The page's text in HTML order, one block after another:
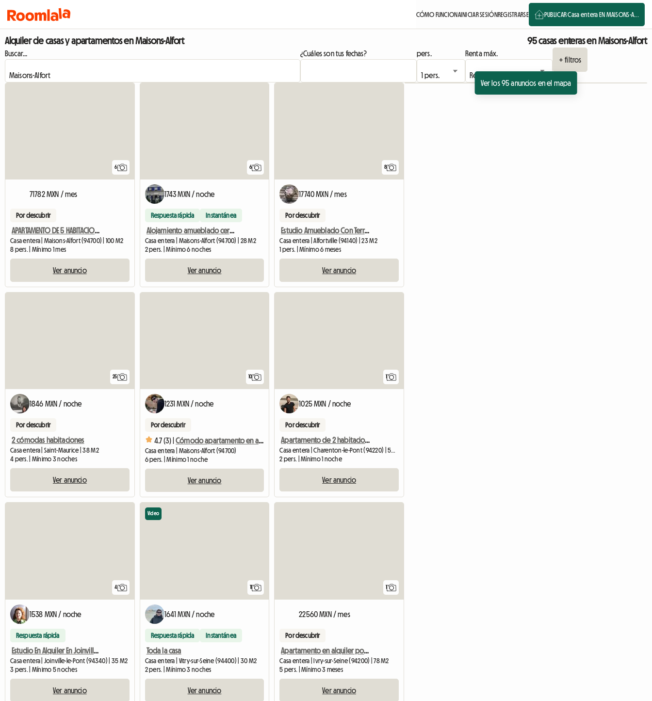
CÓMO FUNCIONAINICIAR SESIÓNREGISTRARSE PUBLICAR Casa entera EN MAISONS-A...
Alquiler de casas y apartamentos en Maisons-Alfort 95 casas enteras en Maisons-Alfort
Buscar... ¿Cuáles son tus fechas? pers.
Renta máx.
+ filtros
Ver los 95 anuncios en el mapa
6
71782 MXN / mes
Por descubrir
APARTAMENTO DE 5 HABITACIONES
Casa entera | Maisons-Alfort (94700) | 100 M2
8 pers. | Mínimo 1 mes
Ver anuncio
6
1743 MXN / noche
Respuesta rápida Instantánea
Alojamiento amueblado cerca de transporte
Casa entera | Maisons-Alfort (94700) | 28 M2
2 pers. | Mínimo 6 noches
Ver anuncio
8
17740 MXN / mes
Por descubrir
Estudio Amueblado Con Terraza A 8 Minutos A Pie Del Metro8 Y El Eco
Casa entera | Alfortville (94140) | 23 M2
1 pers. | Mínimo 6 meses
Ver anuncio
25
1846 MXN / noche
Por descubrir
2 cómodas habitaciones
Casa entera | Saint-Maurice | 38 M2
4 pers. | Mínimo 3 noches
Ver anuncio
10
1231 MXN / noche
Por descubrir
4.7 (3) | Cómodo apartamento en alquiler
Casa entera | Maisons-Alfort (94700)
6 pers. | Mínimo 1 noche
Ver anuncio
1025 MXN / noche
Por descubrir
Apartamento de 2 habitaciones 50m2
Casa entera | Charenton-le-Pont (94220) | 50 M2
2 pers. | Mínimo 1 noche
Ver anuncio
4
1538 MXN / noche
Respuesta rápida
Estudio En Alquiler En Joinville Le Pont
Casa entera | Joinville-le-Pont (94340) | 35 M2
3 pers. | Mínimo 5 noches
Ver anuncio
11
Video
1641 MXN / noche
Respuesta rápida Instantánea
Toda la casa
Casa entera | Vitry-sur-Seine (94400) | 30 M2
2 pers. | Mínimo 3 noches
Ver anuncio
1
22560 MXN / mes
Por descubrir
Apartamento en alquiler por si estoy fuera.
Casa entera | Ivry-sur-Seine (94200) | 78 M2
5 pers. | Mínimo 3 meses
Ver anuncio